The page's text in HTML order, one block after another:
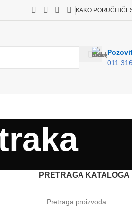
KAKO PORUČITI
011
PRETRAGA KATALOGA